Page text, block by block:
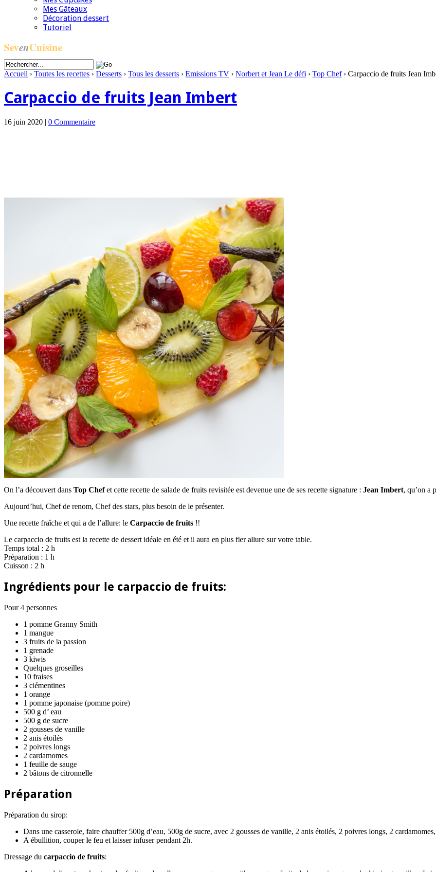
Mes Gâteaux
Décoration dessert
Tutoriel
SevenCuisine
Accueil › Toutes les recettes › Desserts › Tous les desserts › Emissions TV › Norbert et Jean Le défi › Top Chef › Carpaccio de fruits Jean
Carpaccio de fruits Jean Imbert
16 juin 2020 | 0 Commentaire
On l’a découvert dans Top Chefet cette recette de salade de fruits revisitée est devenue une de ses recette signature : Jean Imbert, qu’on a
Aujourd’hui, Chef de renom, Chef des stars, plus besoin de le présenter.
Une recette fraîche et qui a de l’allure: le Carpaccio de fruits !!
Le carpaccio de fruits est la recette de dessert idéale en été et il aura en plus fier allure sur votre table.
Temps total : 2 h
Préparation : 1 h
Cuisson : 2 h
Ingrédients pour le carpaccio de fruits:
Pour 4 personnes
1 pomme Granny Smith
1 mangue
3 fruits de la passion
1 grenade
3 kiwis
Quelques groseilles
10 fraises
3 clémentines
1 orange
1 pomme japonaise (pomme poire)
500 g d’ eau
500 g de sucre
2 gousses de vanille
2 anis étoilés
2 poivres longs
2 cardamomes
1 feuille de sauge
2 bâtons de citronnelle
Préparation
Préparation du sirop:
Dans une casserole, faire chauffer 500g d’eau, 500g de sucre, avec 2 gousses de vanille, 2 anis étoilés, 2 poivres longs, 2
A ébullition, couper le feu et laisser infuser pendant 2h.
Dressage du carpaccio de fruits: